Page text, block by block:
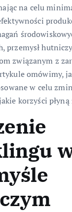
na celu
przemysł
związanym z
omówimy,
w celu
korzyści